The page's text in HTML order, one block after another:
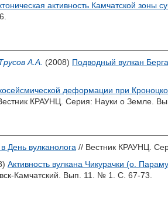
активность Камчатской зоны
А.А. (2008) Подводный вулкан
деформации при
КРАУНЦ. Серия: Науки о Земле.
День вулканолога // Вестник КРАУНЦ.
Активность вулкана Чикурачки (о.
Камчатский. Вып. 11. № 1. С. 67-73.